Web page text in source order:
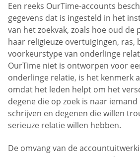
Een reeks OurTime-accounts
gegevens dat is ingesteld in het
van het zoekvak, zoals hoe oud de
haar religieuze overtuigingen, ras,
voorkeurstype van onderlinge
OurTime niet is ontworpen voor
onderlinge relatie, is het kenmerk
omdat het leden helpt om het
degene die op zoek is naar
schrijven en degenen die willen
serieuze relatie willen hebben.
De omvang van de